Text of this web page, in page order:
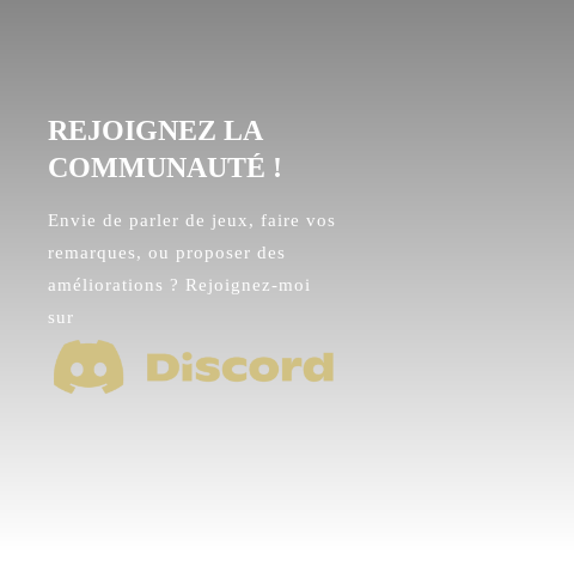
REJOIGNEZ LA
COMMUNAUTÉ !
Envie de parler de jeux, faire vos
remarques, ou proposer des
améliorations ? Rejoignez-moi
sur